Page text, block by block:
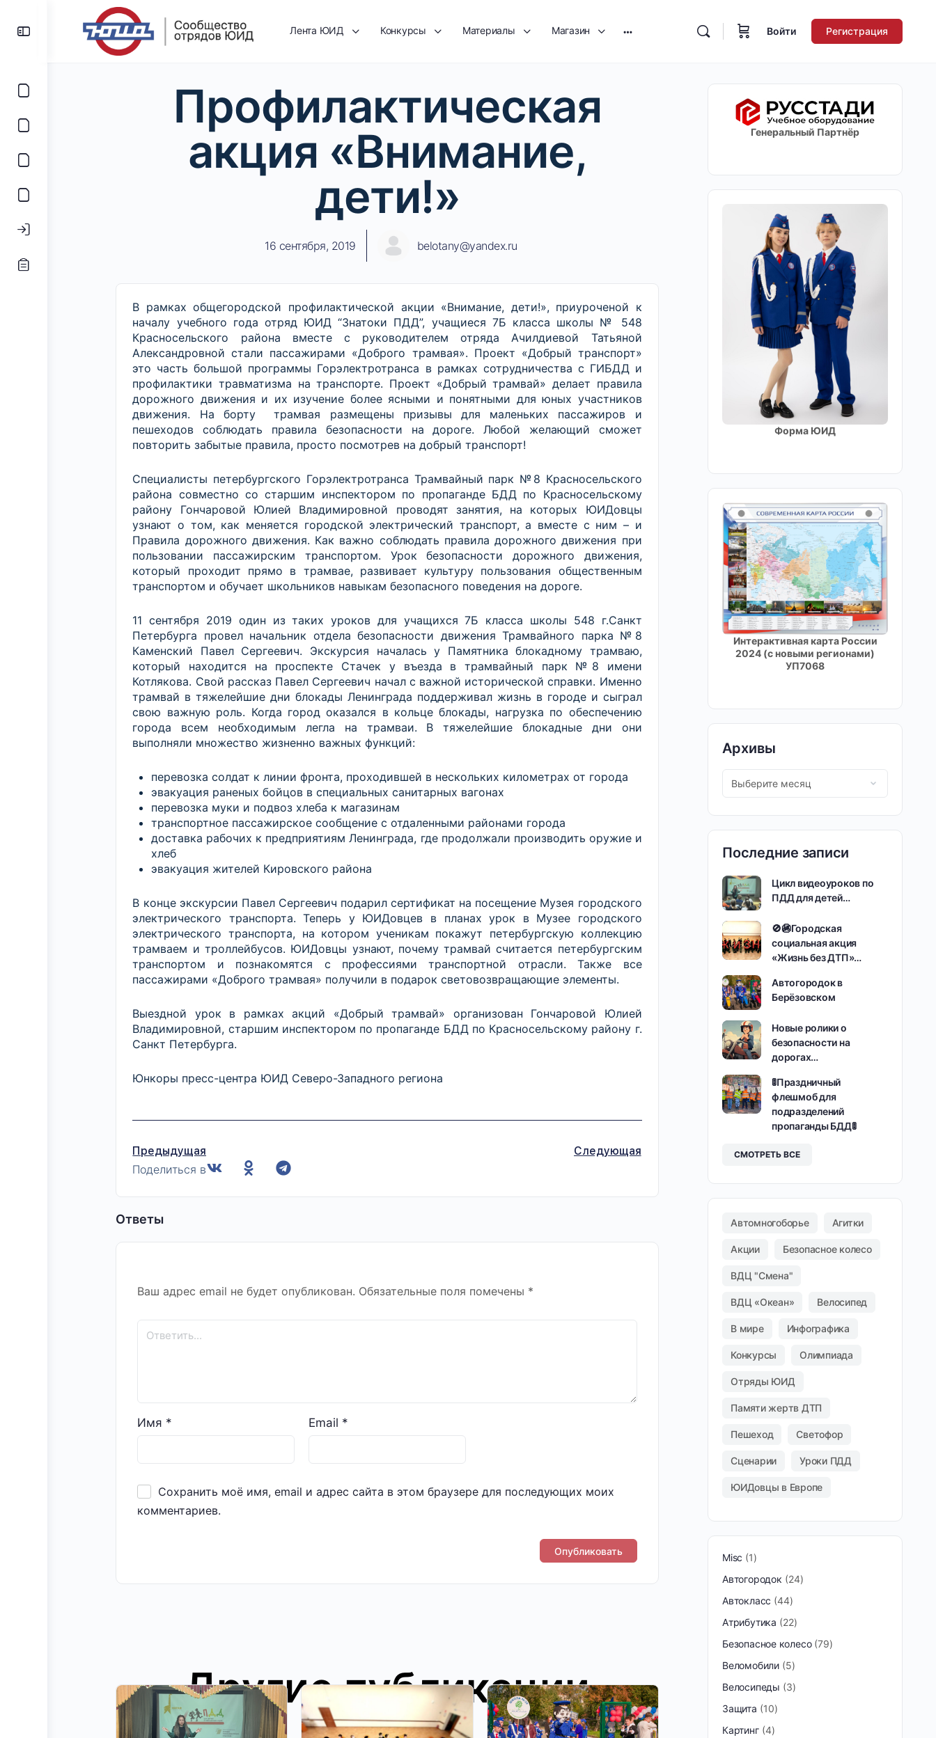
Лента ЮИД Конкурсы Материалы Магазин Войти Регистрация
Профилактическая
акция «Внимание,
дети!»
16 сентября, 2019 belotany@yandex.ru
В рамках общегородской профилактической акции «Внимание, дети!», приуроченой к
началу учебного года отряд ЮИД “Знатоки ПДД”, учащиеся 7Б класса школы № 548
Красносельского района вместе с руководителем отряда Ачилдиевой Татьяной
Александровной стали пассажирами «Доброго трамвая». Проект «Добрый транспорт»
это часть большой программы Горэлектротранса в рамках сотрудничества с ГИБДД и
профилактики травматизма на транспорте. Проект «Добрый трамвай» делает правила
дорожного движения и их изучение более ясными и понятными для юных участников
движения. На борту трамвая размещены призывы для маленьких пассажиров и
пешеходов соблюдать правила безопасности на дороге. Любой желающий сможет
повторить забытые правила, просто посмотрев на добрый транспорт!
Специалисты петербургского Горэлектротранса Трамвайный парк №8 Красносельского
района совместно со старшим инспектором по пропаганде БДД по Красносельскому
району Гончаровой Юлией Владимировной проводят занятия, на которых ЮИДовцы
узнают о том, как меняется городской электрический транспорт, а вместе с ним – и
Правила дорожного движения. Как важно соблюдать правила дорожного движения при
пользовании пассажирским транспортом. Урок безопасности дорожного движения,
который проходит прямо в трамвае, развивает культуру пользования общественным
транспортом и обучает школьников навыкам безопасного поведения на дороге.
11 сентября 2019 один из таких уроков для учащихся 7Б класса школы 548 г.Санкт
Петербурга провел начальник отдела безопасности движения Трамвайного парка №8
Каменский Павел Сергеевич. Экскурсия началась у Памятника блокадному трамваю,
который находится на проспекте Стачек у въезда в трамвайный парк №8 имени
Котлякова. Свой рассказ Павел Сергеевич начал с важной исторической справки. Именно
трамвай в тяжелейшие дни блокады Ленинграда поддерживал жизнь в городе и сыграл
свою важную роль. Когда город оказался в кольце блокады, нагрузка по обеспечению
города всем необходимым легла на трамваи. В тяжелейшие блокадные дни они
выполняли множество жизненно важных функций:
перевозка солдат к линии фронта, проходившей в нескольких километрах от города
эвакуация раненых бойцов в специальных санитарных вагонах
перевозка муки и подвоз хлеба к магазинам
транспортное пассажирское сообщение с отдаленными районами города
доставка рабочих к предприятиям Ленинграда, где продолжали производить оружие и
хлеб
эвакуация жителей Кировского района
В конце экскурсии Павел Сергеевич подарил сертификат на посещение Музея городского
электрического транспорта. Теперь у ЮИДовцев в планах урок в Музее городского
электрического транспорта, на котором ученикам покажут петербургскую коллекцию
трамваем и троллейбусов. ЮИДовцы узнают, почему трамвай считается петербургским
транспортом и познакомятся с профессиями транспортной отрасли. Также все
пассажирами «Доброго трамвая» получили в подарок световозвращающие элементы.
Выездной урок в рамках акций «Добрый трамвай» организован Гончаровой Юлией
Владимировной, старшим инспектором по пропаганде БДД по Красносельскому району г.
Санкт Петербурга.
Юнкоры пресс-центра ЮИД Северо-Западного региона
Предыдущая Следующая
Поделиться в
Ответы
Ваш адрес email не будет опубликован. Обязательные поля помечены *
Имя * Email *
Сохранить моё имя, email и адрес сайта в этом браузере для последующих моих
комментариев.
Другие публикации
Генеральный Партнёр
Форма ЮИД
Интерактивная карта России
2024 (с новыми регионами)
УП7068
Архивы
Последние записи
Цикл видеоуроков по
ПДД для детей…
🚫🚳Городская
социальная акция
«Жизнь без ДТП»…
Автогородок в
Берёзовском
Новые ролики о
безопасности на
дорогах…
🚦Праздничный
флешмоб для
подразделений
пропаганды БДД🚦
СМОТРЕТЬ ВСЕ
Автомногоборье Агитки
Акции Безопасное колесо
ВДЦ "Смена"
ВДЦ «Океан» Велосипед
В мире Инфографика
Конкурсы Олимпиада
Отряды ЮИД
Памяти жертв ДТП
Пешеход Светофор
Сценарии Уроки ПДД
ЮИДовцы в Европе
Misc
1
Автогородок
24
Автокласс 44
Атрибутика
22
Безопасное колесо 79
Веломобили 5
Велосипеды
3
Защита
10
Картинг 4